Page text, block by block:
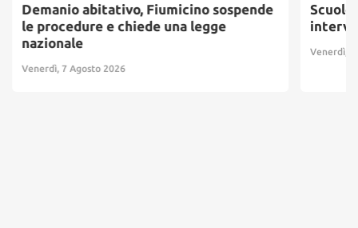
Demanio abitativo, Fiumicino sospende
le procedure e chiede una legge
nazionale
Venerdì, 7 Agosto 2026
Scuole
Venerdì, 7